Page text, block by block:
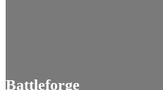
Battleforge